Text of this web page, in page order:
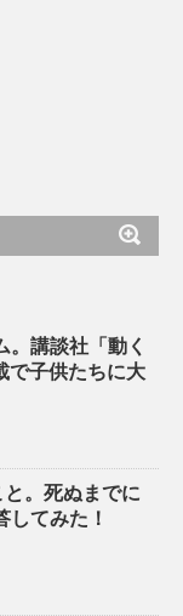
。講談社「動く
で子供たちに大
。死ぬまでに
してみた！